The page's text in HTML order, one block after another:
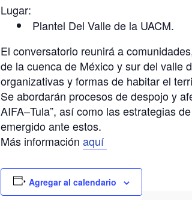
Lugar:
Plantel Del Valle de la UACM.
El conversatorio reunirá a
de la cuenca de México y sur del valle
organizativas y formas de habitar el
Se abordarán procesos de despojo y
AIFA–Tula”, así como las estrategias
emergido ante estos.
Más información aquí
Agregar al calendario